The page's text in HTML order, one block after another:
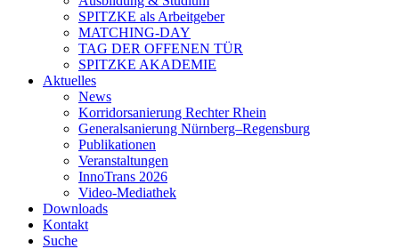
SPITZKE als Arbeitgeber
MATCHING-DAY
TAG DER OFFENEN TÜR
SPITZKE AKADEMIE
Aktuelles
News
Korridorsanierung Rechter Rhein
Generalsanierung Nürnberg–Regensburg
Publikationen
Veranstaltungen
InnoTrans 2026
Video-Mediathek
Downloads
Kontakt
Suche